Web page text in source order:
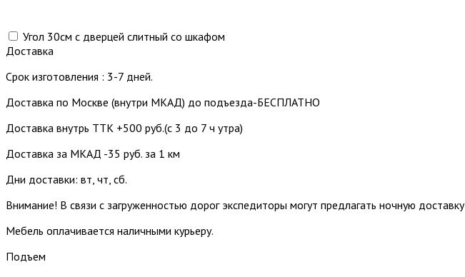
Угол 30см с дверцей слитный со шкафом
Доставка
Срок изготовления : 3-7 дней.
Доставка по Москве (внутри МКАД) до подъезда-БЕСПЛАТНО
Доставка внутрь ТТК +500 руб.(с 3 до 7 ч утра)
Доставка за МКАД -35 руб. за 1 км
Дни доставки: вт, чт, сб.
Внимание! В связи с загруженностью дорог экспедиторы могут предлагать ночную доставку
Мебель оплачивается наличными курьеру.
Подъем